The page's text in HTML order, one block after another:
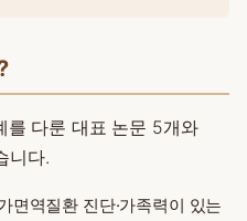
를 다룬 대표 논문 5개와
니다.
면역질환 진단·가족력이 있는